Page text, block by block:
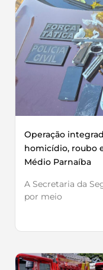
Operação
homicídio, roubo
Médio Parnaíba
A Secretaria da
por meio